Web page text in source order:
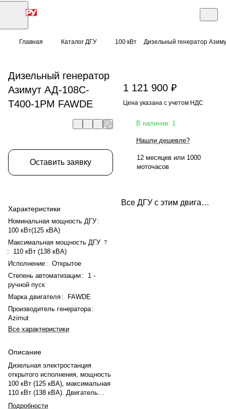
Главная Каталог ДГУ 100 кВт Дизельный генератор
Дизельный генератор
Азимут АД-108С-
Т400-1РМ FAWDE
Оставить заявку
Характеристики
Номинальная мощность ДГУ :
100 кВт(125 кВА)
Максимальная мощность ДГУ ?
:
110 кВт (138 кВА)
Исполнение : Открытое
Степень автоматизации :
1 -
ручной пуск
Марка двигателя :
FAWDE
Производитель генератора :
Azimut
Все характеристики
Описание
Дизельная электростанция
открытого исполнения, мощность
100 кВт (125 кВА), максимальная
110 кВт (138 кВА). Двигатель
FAWDE CA6DF2-170 (6
Подробности
1 121 900 ₽
Цена указана с учетом НДС
В наличии: 1
Нашли дешевле?
12 месяцев или 1000
моточасов
Все ДГУ с этим двигателем